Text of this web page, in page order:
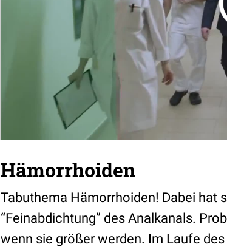
Hämorrhoiden
Tabuthema Hämorrhoiden! Dabei hat
“Feinabdichtung” des Analkanals.
wenn sie größer werden. Im Laufe